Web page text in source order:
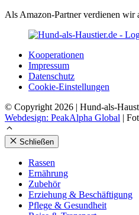
Als Amazon-Partner verdienen wir
Koope­ra­tio­nen
Impres­sum
Daten­schutz
Coo­kie-Ein­stel­lun­gen
© Copyright 2026 | Hund-als-
Webdesign: PeakAlpha Global |
Schließen
Ras­sen
Ernäh­rung
Zube­hör
Erzie­hung & Beschäf­ti­gung
Pfle­ge & Gesund­heit